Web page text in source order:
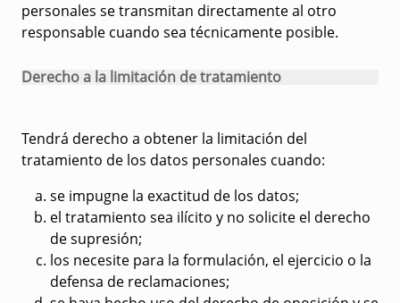
personales se transmitan directamente al otro
responsable cuando sea técnicamente posible.
Derecho a la limitación de tratamiento
Tendrá derecho a obtener la limitación del
tratamiento de los datos personales cuando:
se impugne la exactitud de los datos;
el tratamiento sea ilícito y no solicite el derecho
de supresión;
los necesite para la formulación, el ejercicio o la
defensa de reclamaciones;